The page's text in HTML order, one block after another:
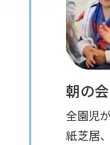
朝の会
全園児
紙芝居